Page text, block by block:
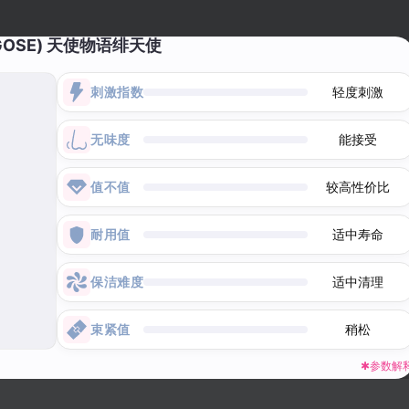
天使物语绯天使
刺激指数 轻度刺激
无味度 能接受
值不值 较高性价比
耐用值 适中寿命
保洁难度 适中清理
束紧值 稍松
✱参数解